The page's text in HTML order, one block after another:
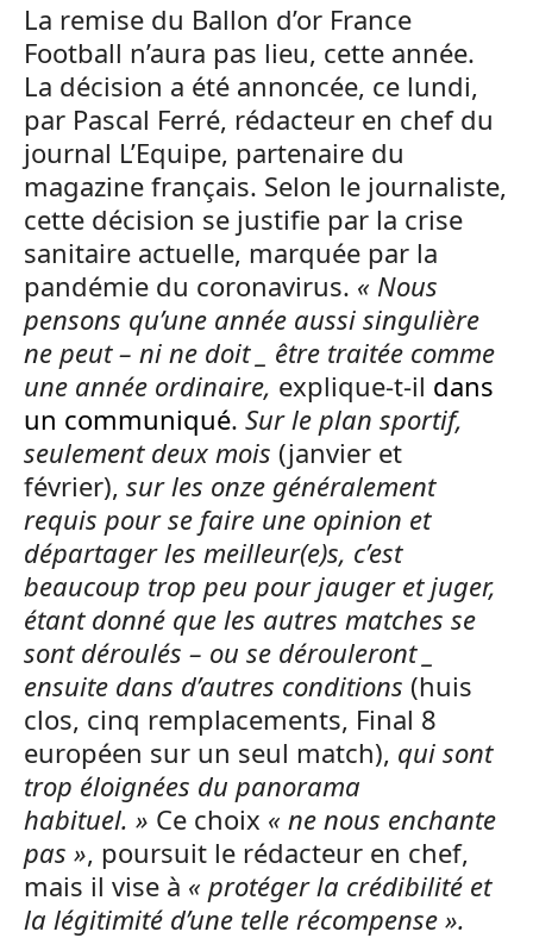
La remise du Ballon d’or France
Football n’aura pas lieu, cette année.
La décision a été annoncée, ce lundi,
par Pascal Ferré, rédacteur en chef du
journal L’Equipe, partenaire du
magazine français. Selon le journaliste,
cette décision se justifie par la crise
sanitaire actuelle, marquée par la
pandémie du coronavirus. « Nous
pensons qu’une année aussi singulière
ne peut – ni ne doit _ être traitée comme
une année ordinaire, explique-t-il dans
un communiqué. Sur le plan sportif,
seulement deux mois (janvier et
février), sur les onze généralement
requis pour se faire une opinion et
départager les meilleur(e)s, c’est
beaucoup trop peu pour jauger et juger,
étant donné que les autres matches se
sont déroulés – ou se dérouleront _
ensuite dans d’autres conditions (huis
clos, cinq remplacements, Final 8
européen sur un seul match), qui sont
trop éloignées du panorama
habituel. » Ce choix « ne nous enchante
pas », poursuit le rédacteur en chef,
mais il vise à « protéger la crédibilité et
la légitimité d’une telle récompense ».